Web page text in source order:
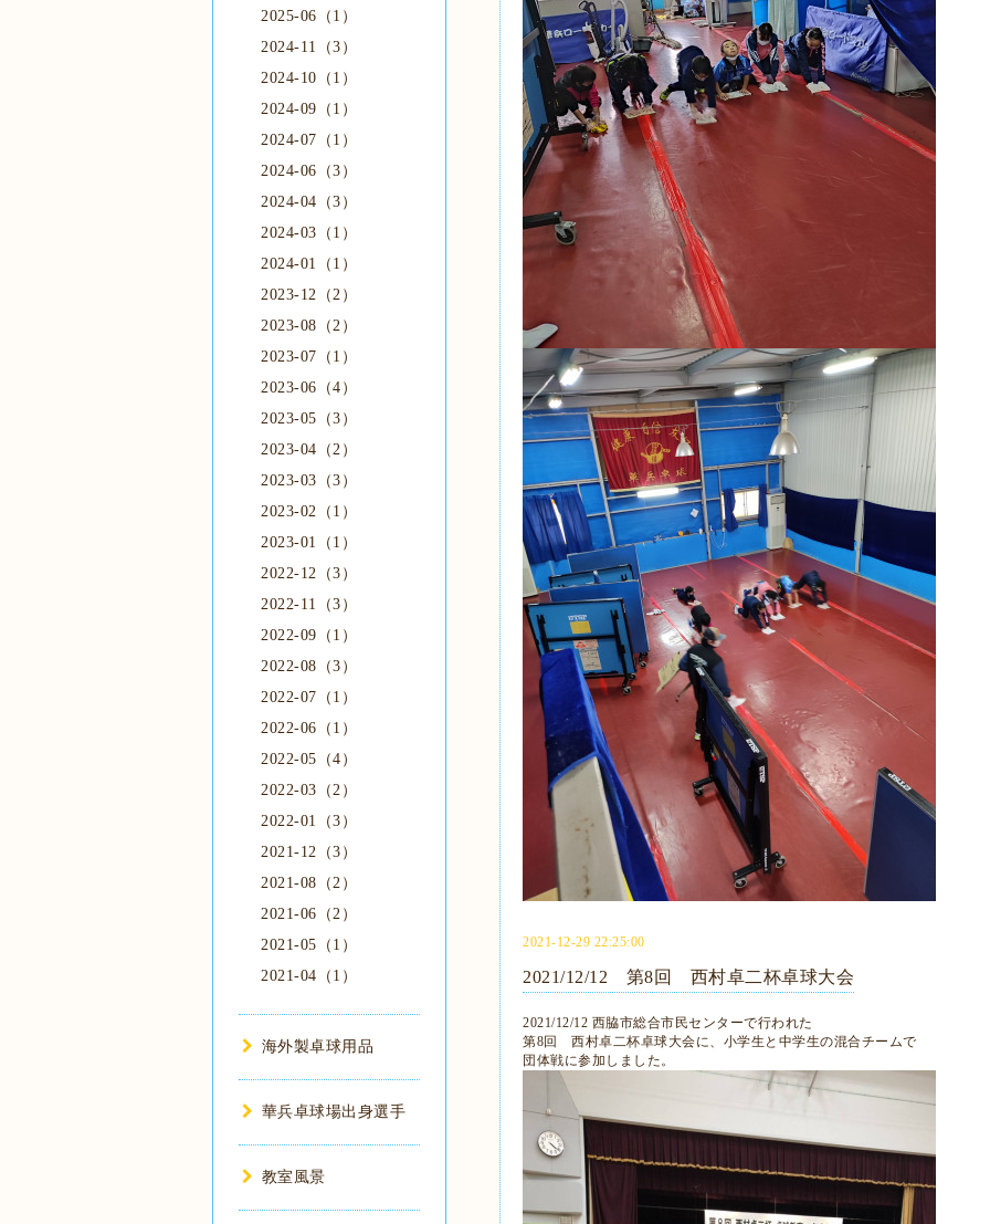
2021-12-29 22:25:00
2021/12/12 第8回 西村卓二杯卓球大会
2021/12/12 西脇市総合市民センターで行われた
第8回 西村卓二杯卓球大会に、小学生と中学生の混合チームで
団体戦に参加しました。
2025-06（1）
2024-11（3）
2024-10（1）
2024-09（1）
2024-07（1）
2024-06（3）
2024-04（3）
2024-03（1）
2024-01（1）
2023-12（2）
2023-08（2）
2023-07（1）
2023-06（4）
2023-05（3）
2023-04（2）
2023-03（3）
2023-02（1）
2023-01（1）
2022-12（3）
2022-11（3）
2022-09（1）
2022-08（3）
2022-07（1）
2022-06（1）
2022-05（4）
2022-03（2）
2022-01（3）
2021-12（3）
2021-08（2）
2021-06（2）
2021-05（1）
2021-04（1）
海外製卓球用品
華兵卓球場出身選手
教室風景